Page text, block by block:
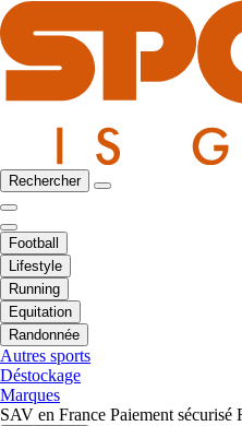
Rechercher
Football
Lifestyle
Running
Equitation
Randonnée
Autres sports
Déstockage
Marques
SAV en France Paiement sécurisé